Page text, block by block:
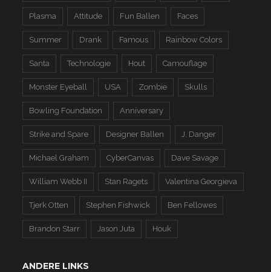
Plasma Attitude Fun Ballen Faces
Summer Drank Famous Rainbow Colors
Santa Technologie Hout Camouflage
Monster Eyeball USA Zombie Skulls
Bowling Foundation Anniversary
Strike and Spare Designer Ballen J. Danger
Michael Graham CyberCanvas Dave Savage
William Webb II Stan Ragets Valentina Georgieva
Tjerk Otten Stephen Fishwick Ben Fellowes
Brandon Starr Jason Juta Houk
ANDERE LINKS